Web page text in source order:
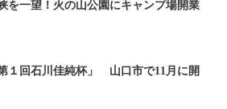
を一望！火の山公園にキャンプ場開業
１回石川佳純杯」 山口市で11月に開